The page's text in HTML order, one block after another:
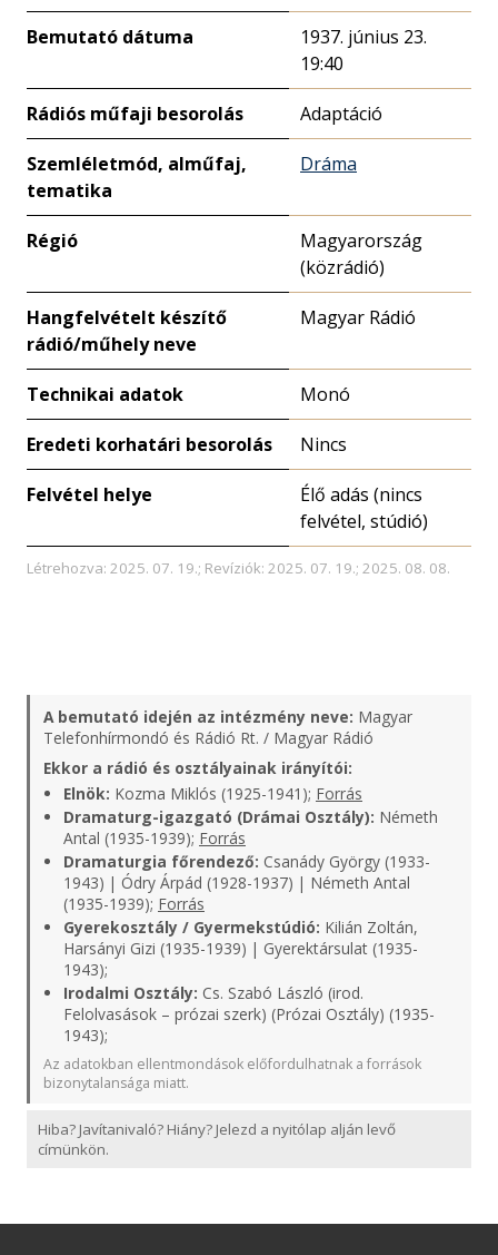
Bemutató dátuma
1937. június 23.
19:40
Rádiós műfaji besorolás Adaptáció
Szemléletmód, alműfaj,
tematika
Dráma
Régió
Magyarország
(közrádió)
Hangfelvételt készítő
rádió/műhely neve
Magyar Rádió
Technikai adatok Monó
Eredeti korhatári besorolás Nincs
Felvétel helye
Élő adás (nincs
felvétel, stúdió)
Létrehozva: 2025. 07. 19.; Revíziók: 2025. 07. 19.; 2025. 08. 08.
A bemutató idején az intézmény neve: Magyar
Telefonhírmondó és Rádió Rt. / Magyar Rádió
Ekkor a rádió és osztályainak irányítói:
Elnök: Kozma Miklós (1925-1941); Forrás
Dramaturg-igazgató (Drámai Osztály): Németh
Antal (1935-1939); Forrás
Dramaturgia főrendező: Csanády György (1933-
1943) | Ódry Árpád (1928-1937) | Németh Antal
(1935-1939); Forrás
Gyerekosztály / Gyermekstúdió: Kilián Zoltán,
Harsányi Gizi (1935-1939) | Gyerektársulat (1935-
1943);
Irodalmi Osztály: Cs. Szabó László (irod.
Felolvasások – prózai szerk) (Prózai Osztály) (1935-
1943);
Az adatokban ellentmondások előfordulhatnak a források
bizonytalansága miatt.
Hiba? Javítanivaló? Hiány? Jelezd a nyitólap alján levő
címünkön.